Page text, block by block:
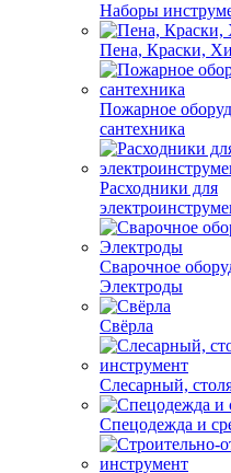
Наборы
Пена, Краски,
Пожарное
сантехника
Расходники для
Сварочное
Электроды
Свёрла
Слесарный,
Спецодежда и